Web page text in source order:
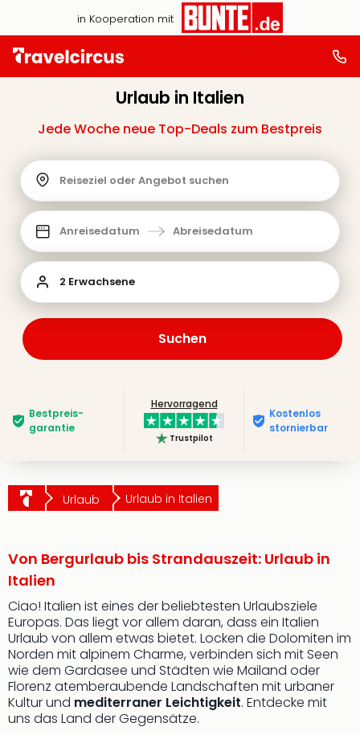
in Kooperation mit
Urlaub in Italien
Jede Woche neue Top-Deals zum Bestpreis
Reiseziel oder Angebot suchen
Anreisedatum Abreisedatum
2 Erwachsene
Suchen
Bestpreis­
garantie
Hervorragend
Trustpilot
Kostenlos
stornierbar
Urlaub Urlaub in Italien
Von Bergurlaub bis Strandauszeit: Urlaub in
Italien
Ciao! Italien ist eines der beliebtesten Urlaubsziele
Europas. Das liegt vor allem daran, dass ein Italien
Urlaub von allem etwas bietet. Locken die Dolomiten im
Norden mit alpinem Charme, verbinden sich mit Seen
wie dem Gardasee und Städten wie Mailand oder
Florenz atemberaubende Landschaften mit urbaner
Kultur und mediterraner Leichtigkeit. Entdecke mit
uns das Land der Gegensätze.